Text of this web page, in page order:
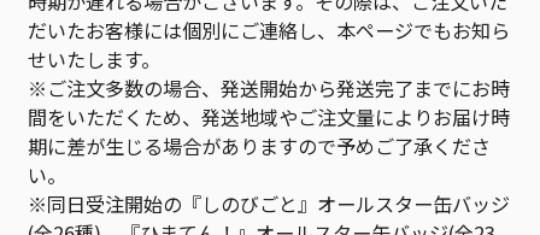
だいたお客様には個別にご連絡し、本ページでもお知ら
せいたします。
※ご注文多数の場合、発送開始から発送完了までにお時
間をいただくため、発送地域やご注文量によりお届け時
期に差が生じる場合がありますので予めご了承くださ
い。
※同日受注開始の『しのびごと』オールスター缶バッジ